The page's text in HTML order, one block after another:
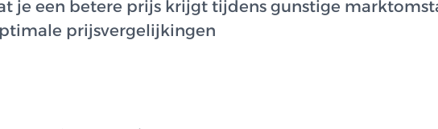
je een betere prijs krijgt tijdens gunstige
prijsvergelijkingen